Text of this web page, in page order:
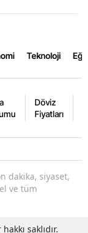
Teknoloji
Döviz
Fiyatları
dakika, siyaset,
ve tüm
saklıdır.